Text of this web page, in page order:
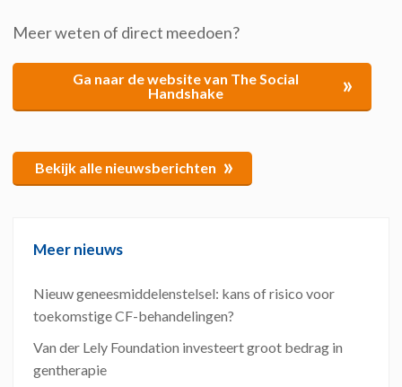
Meer weten of direct meedoen?
Ga naar de website van The Social
Handshake
»
Bekijk alle nieuwsberichten »
Meer nieuws
Nieuw geneesmiddelenstelsel: kans of risico voor
toekomstige CF-behandelingen?
Van der Lely Foundation investeert groot bedrag in
gentherapie